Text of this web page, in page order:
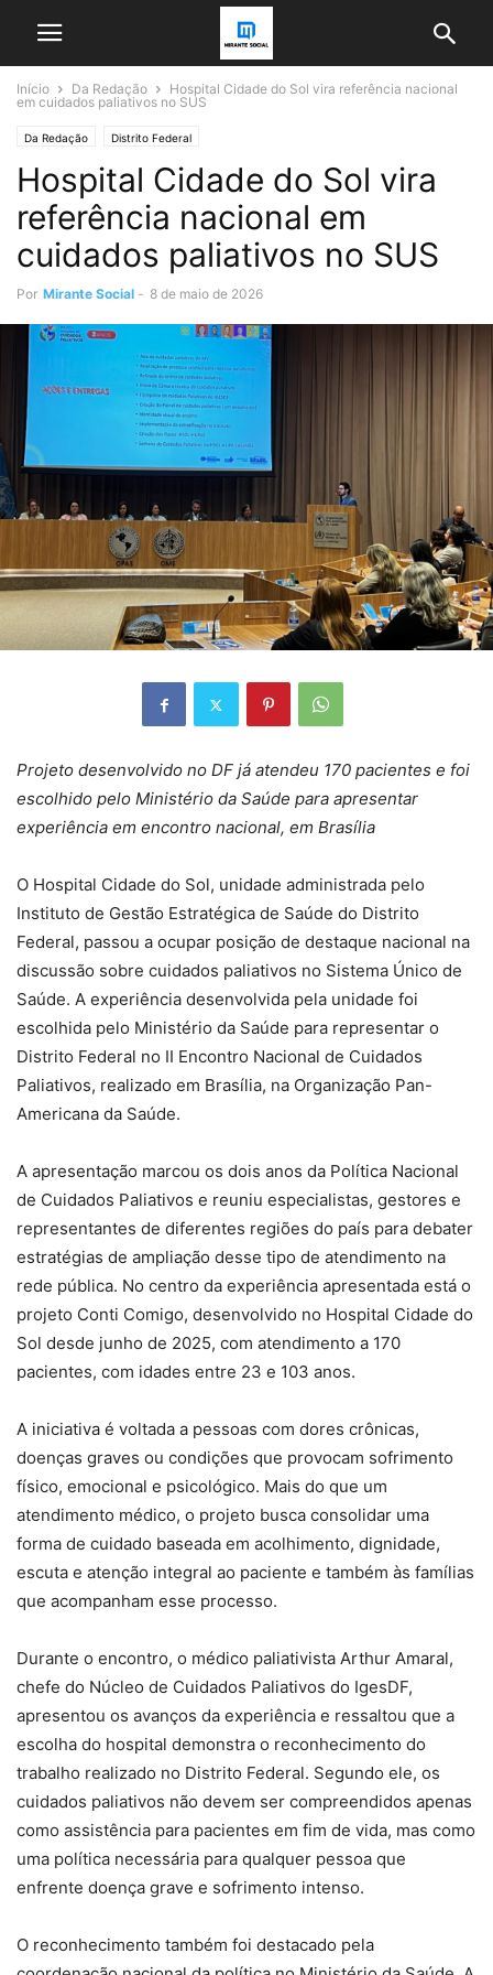
Início Da Redação
Hospital Cidade do Sol vira referência nacional
em cuidados paliativos no SUS
Da Redação Distrito Federal
Hospital Cidade do Sol vira
referência nacional em
cuidados paliativos no SUS
Por Mirante Social - 8 de maio de 2026
Projeto desenvolvido no DF já atendeu 170 pacientes e foi
escolhido pelo Ministério da Saúde para apresentar
experiência em encontro nacional, em Brasília
O Hospital Cidade do Sol, unidade administrada pelo
Instituto de Gestão Estratégica de Saúde do Distrito
Federal, passou a ocupar posição de destaque nacional na
discussão sobre cuidados paliativos no Sistema Único de
Saúde. A experiência desenvolvida pela unidade foi
escolhida pelo Ministério da Saúde para representar o
Distrito Federal no II Encontro Nacional de Cuidados
Paliativos, realizado em Brasília, na Organização Pan-
Americana da Saúde.
A apresentação marcou os dois anos da Política Nacional
de Cuidados Paliativos e reuniu especialistas, gestores e
representantes de diferentes regiões do país para debater
estratégias de ampliação desse tipo de atendimento na
rede pública. No centro da experiência apresentada está o
projeto Conti Comigo, desenvolvido no Hospital Cidade do
Sol desde junho de 2025, com atendimento a 170
pacientes, com idades entre 23 e 103 anos.
A iniciativa é voltada a pessoas com dores crônicas,
doenças graves ou condições que provocam sofrimento
físico, emocional e psicológico. Mais do que um
atendimento médico, o projeto busca consolidar uma
forma de cuidado baseada em acolhimento, dignidade,
escuta e atenção integral ao paciente e também às famílias
que acompanham esse processo.
Durante o encontro, o médico paliativista Arthur Amaral,
chefe do Núcleo de Cuidados Paliativos do IgesDF,
apresentou os avanços da experiência e ressaltou que a
escolha do hospital demonstra o reconhecimento do
trabalho realizado no Distrito Federal. Segundo ele, os
cuidados paliativos não devem ser compreendidos apenas
como assistência para pacientes em fim de vida, mas como
uma política necessária para qualquer pessoa que
enfrente doença grave e sofrimento intenso.
O reconhecimento também foi destacado pela